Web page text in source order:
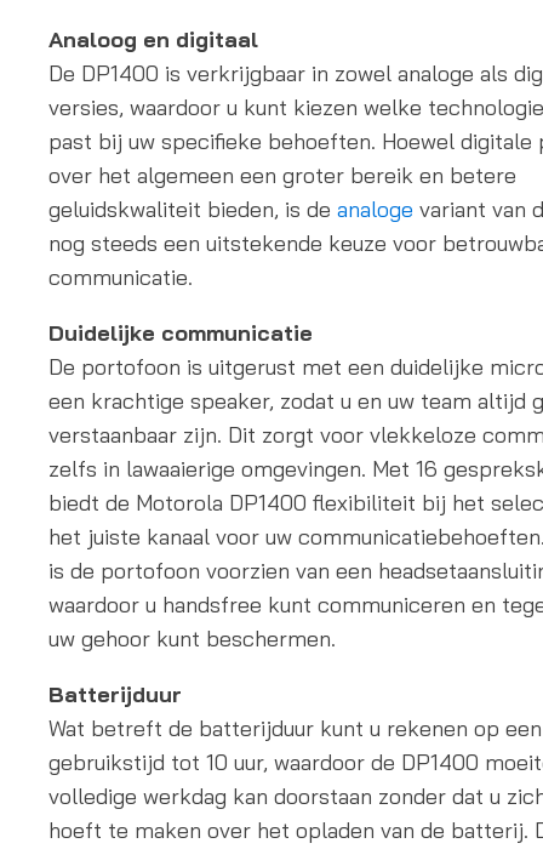
Analoog en digitaal
De DP1400 is verkrijgbaar in zowel analoge als
versies, waardoor u kunt kiezen welke
past bij uw specifieke behoeften. Hoewel digitale
over het algemeen een groter bereik en betere
geluidskwaliteit bieden, is de analoge variant van
nog steeds een uitstekende keuze voor
communicatie.
Duidelijke communicatie
De portofoon is uitgerust met een duidelijke
een krachtige speaker, zodat u en uw team altijd
verstaanbaar zijn. Dit zorgt voor vlekkeloze
zelfs in lawaaierige omgevingen. Met 16
biedt de Motorola DP1400 flexibiliteit bij het
het juiste kanaal voor uw
is de portofoon voorzien van een
waardoor u handsfree kunt communiceren en
uw gehoor kunt beschermen.
Batterijduur
Wat betreft de batterijduur kunt u rekenen op een
gebruikstijd tot 10 uur, waardoor de DP1400
volledige werkdag kan doorstaan zonder dat u
hoeft te maken over het opladen van de batterij.